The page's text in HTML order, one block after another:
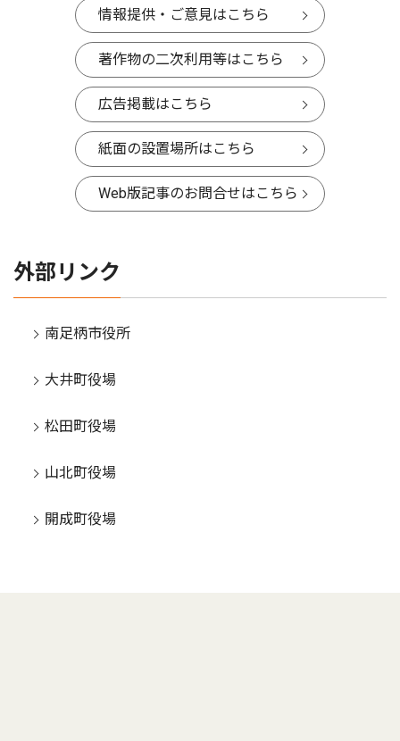
情報提供・ご意見はこちら
著作物の二次利用等はこちら
広告掲載はこちら
紙面の設置場所はこちら
Web版記事のお問合せはこちら
外部リンク
南足柄市役所
大井町役場
松田町役場
山北町役場
開成町役場